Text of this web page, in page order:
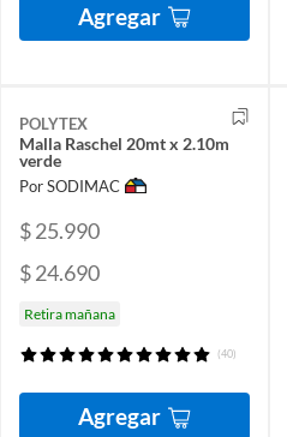
Agregar
POLYTEX
Malla Raschel 20mt x 2.10m
verde
Por SODIMAC
$ 25.990
$ 24.690
Retira mañana
(40)
Agregar